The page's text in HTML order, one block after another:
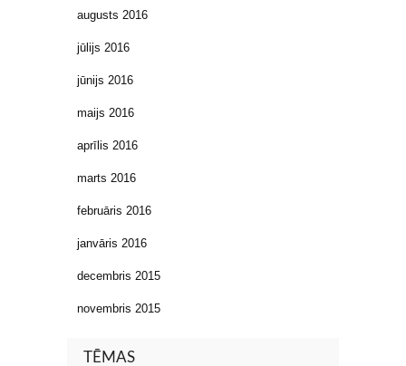
augusts 2016
jūlijs 2016
jūnijs 2016
maijs 2016
aprīlis 2016
marts 2016
februāris 2016
janvāris 2016
decembris 2015
novembris 2015
TĒMAS